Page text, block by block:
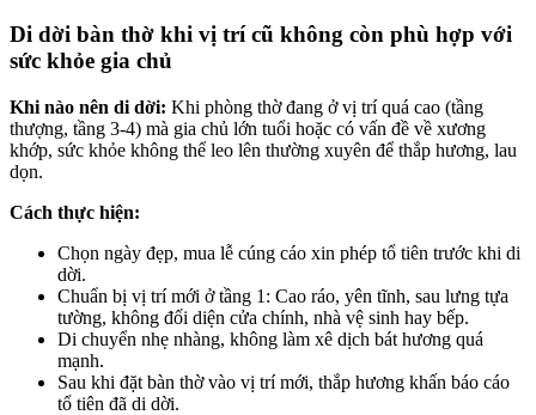
Di dời bàn thờ khi vị trí cũ không còn phù hợp với
sức khỏe gia chủ
Khi nào nên di dời: Khi phòng thờ đang ở vị trí quá cao (tầng
thượng, tầng 3-4) mà gia chủ lớn tuổi hoặc có vấn đề về xương
khớp, sức khỏe không thể leo lên thường xuyên để thắp hương, lau
dọn.
Cách thực hiện:
Chọn ngày đẹp, mua lễ cúng cáo xin phép tổ tiên trước khi di
dời.
Chuẩn bị vị trí mới ở tầng 1: Cao ráo, yên tĩnh, sau lưng tựa
tường, không đối diện cửa chính, nhà vệ sinh hay bếp.
Di chuyển nhẹ nhàng, không làm xê dịch bát hương quá
mạnh.
Sau khi đặt bàn thờ vào vị trí mới, thắp hương khấn báo cáo
tổ tiên đã di dời.